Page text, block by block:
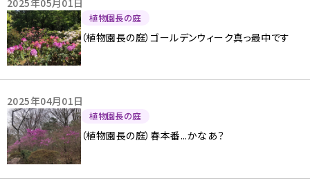
2025年05月01日
植物園長の庭
（植物園長の庭）ゴールデンウィーク真っ最中です
2025年04月01日
植物園長の庭
（植物園長の庭）春本番...かなあ？